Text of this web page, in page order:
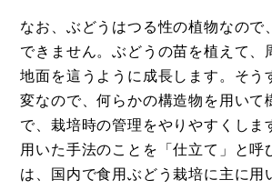
なお、ぶどうはつる性の植物なので
できません。ぶどうの苗を植えて、
地面を這うように成長します。そう
変なので、何らかの構造物を用いて
で、栽培時の管理をやりやすくしま
用いた手法のことを「仕立て」と呼
は、国内で食用ぶどう栽培に主に用